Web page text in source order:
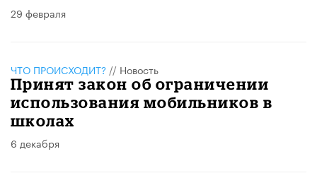
29 февраля
ЧТО ПРОИСХОДИТ? // Новость
Принят закон об ограничении
использования мобильников в
школах
6 декабря